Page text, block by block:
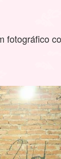
fotográfico